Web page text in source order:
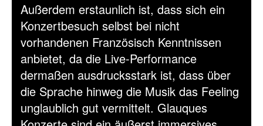
Außerdem erstaunlich ist, dass sich ein
Konzertbesuch selbst bei nicht
vorhandenen Französisch Kenntnissen
anbietet, da die Live-Performance
dermaßen ausdrucksstark ist, dass über
die Sprache hinweg die Musik das Feeling
unglaublich gut vermittelt. Glauques